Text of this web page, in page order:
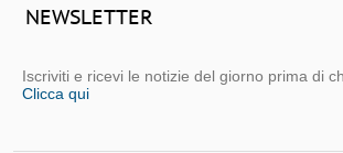
NEWSLETTER
Iscriviti e ricevi le notizie del giorno prima di
Clicca qui